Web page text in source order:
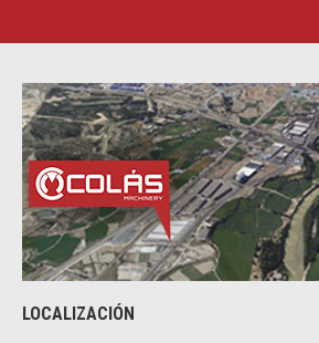
LOCALIZACIÓN